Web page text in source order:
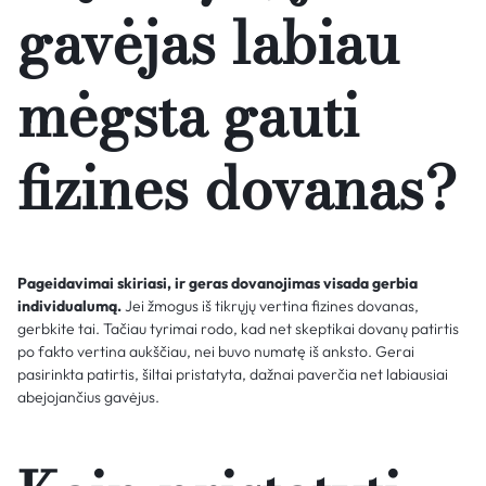
gavėjas labiau
mėgsta gauti
fizines dovanas?
Pageidavimai skiriasi, ir geras dovanojimas visada gerbia
individualumą.Jei žmogus iš tikrųjų vertina fizines dovanas,
gerbkite tai. Tačiau tyrimai rodo, kad net skeptikai dovanų patirtis
po fakto vertina aukščiau, nei buvo numatę iš anksto. Gerai
pasirinkta patirtis, šiltai pristatyta, dažnai paverčia net labiausiai
abejojančius gavėjus.